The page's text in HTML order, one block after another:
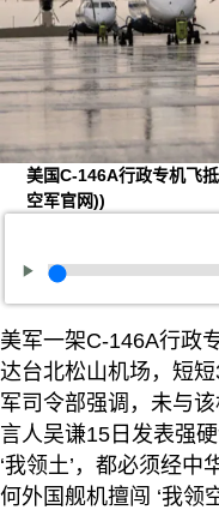
美国C-146A行政专机飞
空军官网))
美军一架C-146A行政
达台北松山机场，短
军司令部强调，未与
言人吴谦15日发表强
‘我领土’，都必须经
何外国舰机擅闯 ‘我领